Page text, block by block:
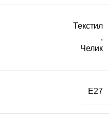
Текстил
,
Челик
E27